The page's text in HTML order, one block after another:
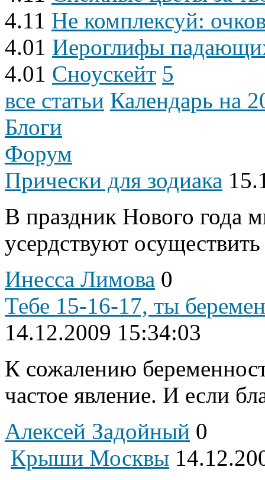
4.11 Не комплексуй:
4.01 Иероглифы
4.01 Сноускейт 5
все статьи Календарь на
Блоги
Форум
Прически для зодиака
В праздник Нового года
усердствуют
Инесса Лимова 0
Тебе 15-16-17, ты
14.12.2009 15:34:03
К сожалению
частое явление. И если
Алексей Задойный 0
Крыши Москвы